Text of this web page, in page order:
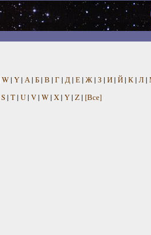
W| Y| А | Б| В | Г | Д| Е| Ж| З | И| Й| К| Л|
S| T| U| V| W| X| Y| Z| [Все]